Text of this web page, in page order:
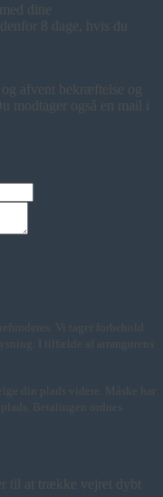
dine
8 dage, hvis du
afvent bekræftelse og
modtager også en mail i
Vi tager forbehold
I tilfælde af arrangørens
din plads videre. Måske har
Betalingen ordnes
til at trække vejret dybt